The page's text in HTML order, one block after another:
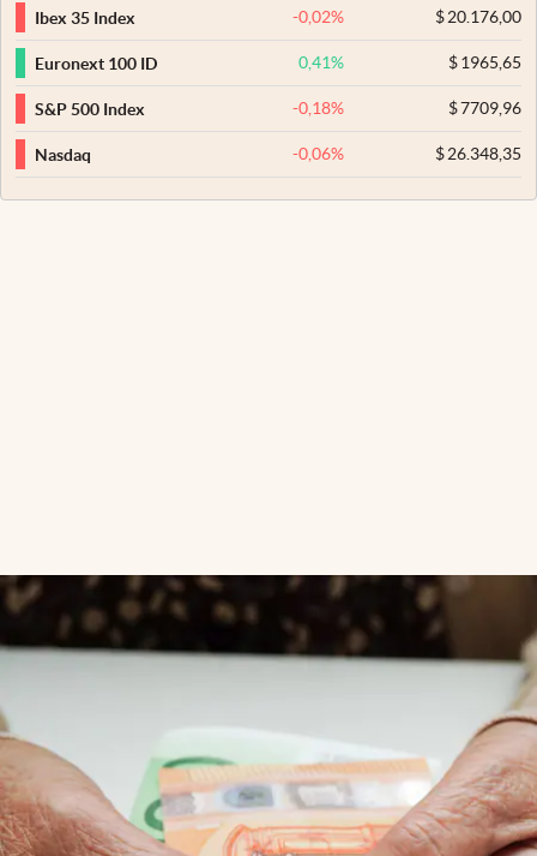
Ibex 35 Index -0,02% $20.176,00
Euronext 100 ID 0,41% $1965,65
S&P 500 Index -0,18% $7709,96
Nasdaq -0,06% $26.348,35